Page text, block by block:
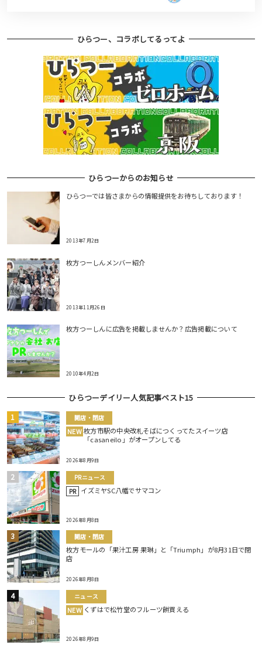
ひらつー、コラボしてるってよ
ひらつーからのお知らせ
ひらつーでは皆さまからの情報提供をお待ちしております！
2013年7月2日
枚方つーしんメンバー紹介
2013年11月26日
枚方つーしんに広告を掲載しませんか？広告掲載について
2010年4月2日
ひらつーデイリー人気記事ベスト15
開店・閉店
NEW 枚方市駅の中央改札そばにつくってたスイーツ店
「casaneilo」がオープンしてる
2026年8月9日
PRニュース
PR イズミヤSC八幡でサマコン
2026年8月8日
開店・閉店
枚方モールの「果汁工房 果琳」と「Triumph」が8月31日で閉
店
2026年8月8日
ニュース
NEW くずはで松竹堂のフルーツ餅買える
2026年8月9日